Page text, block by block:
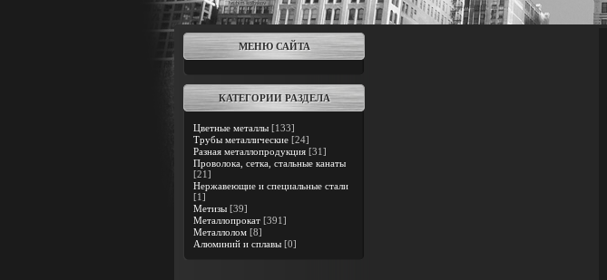
МЕНЮ САЙТА
КАТЕГОРИИ РАЗДЕЛА
Цветные металлы [133]
Трубы металлические [24]
Разная металлопродукция [31]
Проволока, сетка, стальные канаты
[21]
Нержавеющие и специальные стали
[1]
Метизы [39]
Металлопрокат [391]
Металлолом [8]
Алюминий и сплавы [0]